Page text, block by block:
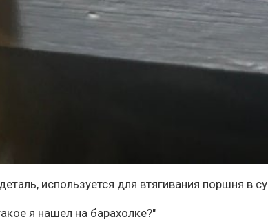
используется для втягивания поршня в
я нашел на барахолке?"